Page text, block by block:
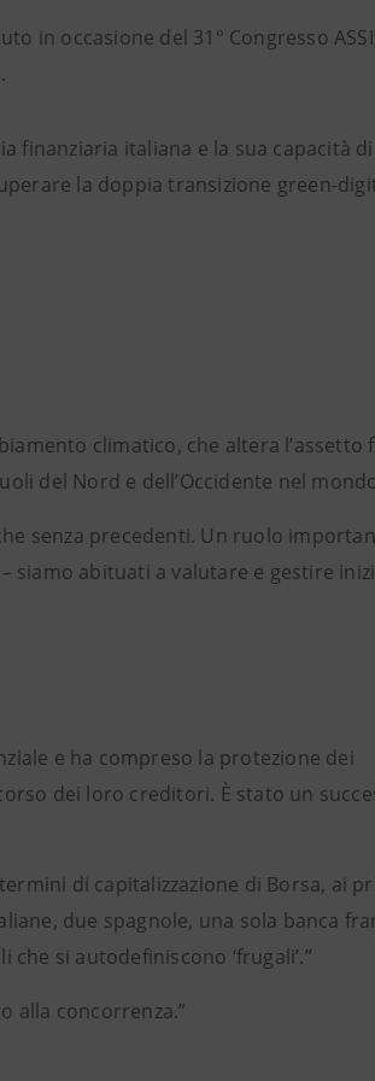
in occasione del 31° Congresso
finanziaria italiana e la sua capacità
la doppia transizione green-
climatico, che altera l’assetto
del Nord e dell’Occidente nel
senza precedenti. Un ruolo
siamo abituati a valutare e gestire
e ha compreso la protezione dei
dei loro creditori. È stato un
di capitalizzazione di Borsa, ai
due spagnole, una sola banca
si autodefiniscono ‘frugali’.”
alla concorrenza.”